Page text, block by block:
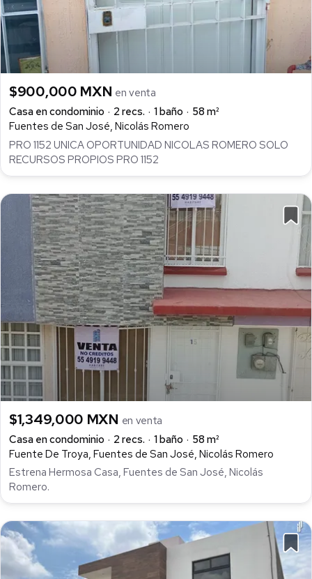
$900,000 MXN en venta
Casa en condominio
2 recs. 1 baño
58 m²
Fuentes de San José, Nicolás Romero
PRO 1152 UNICA OPORTUNIDAD NICOLAS ROMERO SOLO
RECURSOS PROPIOS PRO 1152
$1,349,000 MXN en venta
Casa en condominio
2 recs. 1 baño
58 m²
Fuente De Troya, Fuentes de San José, Nicolás Romero
Estrena Hermosa Casa, Fuentes de San José, Nicolás
Romero.